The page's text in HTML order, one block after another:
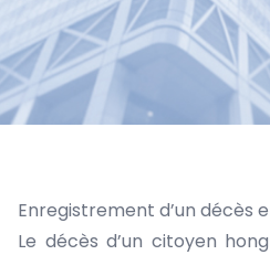
Enregistrement d’un décès
Le décès d’un citoyen